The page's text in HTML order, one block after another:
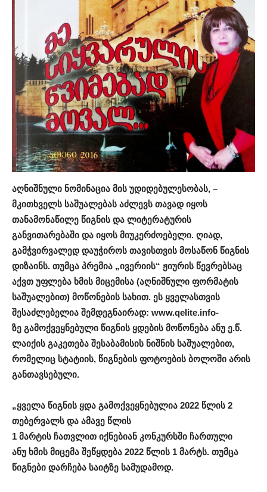
აღნიშნული ნომინაცია მის უდიდებულესობას, –
მკითხველს საშუალებას აძლევს თავად იყოს
თანამონაწილე წიგნის და ლიტერატურის
განვითარებაში და იყოს მიუკერძოებელი. ღიად,
გამჭვირვალედ დაუჭიროს თავისთვის მოსაწონ წიგნის
დიზაინს. თუმცა პრემია „ივერიის“ ჟიურის წევრებსაც
აქვთ უფლება ხმის მიცემისა (აღნიშნული ფორმატის
საშუალებით) მოწონების სახით. ეს ყველასთვის
შესაძლებელია შემდეგნაირად: www.qelite.info-
ზე გამოქვეყნებული წიგნის ყდების მოწონება ანუ ე.წ.
ლაიქის გაკეთება შესაბამისის ნიშნის საშუალებით,
რომელიც სტატიის, წიგნების ფოტოების ბოლოში არის
განთავსებული.
„ყველა წიგნის ყდა გამოქვეყნებულია 2022 წლის 2
თებერვალს და ამავე წლის
1 მარტის ჩათვლით იქნებიან კონკურსში ჩართული
ანუ ხმის მიცემა შეწყდება 2022 წლის 1 მარტს. თუმცა
წიგნები დარჩება საიტზე სამუდამოდ.